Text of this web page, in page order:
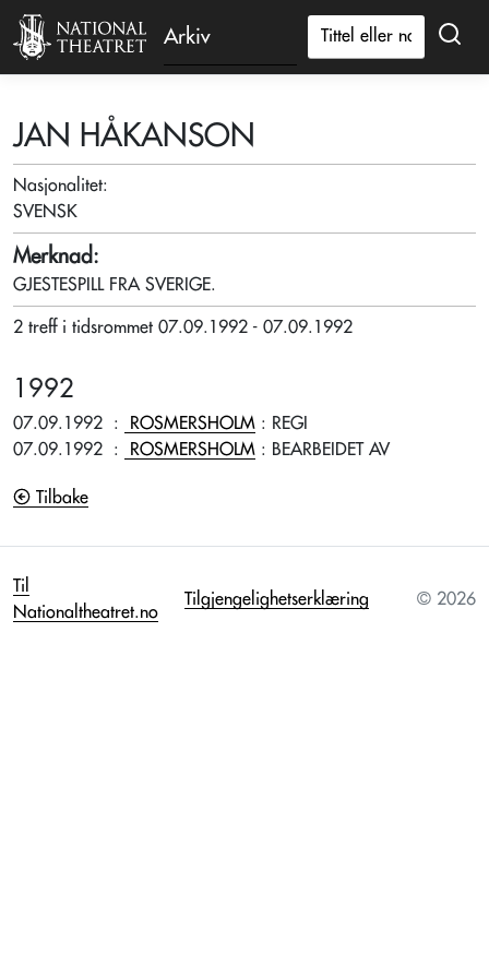
Arkiv
JAN HÅKANSON
Nasjonalitet:
SVENSK
Merknad:
GJESTESPILL FRA SVERIGE.
2 treff i tidsrommet 07.09.1992 - 07.09.1992
1992
07.09.1992 : ROSMERSHOLM : REGI
07.09.1992 : ROSMERSHOLM : BEARBEIDET AV
Tilbake
Til
Nationaltheatret.no
Tilgjengelighetserklæring © 2026